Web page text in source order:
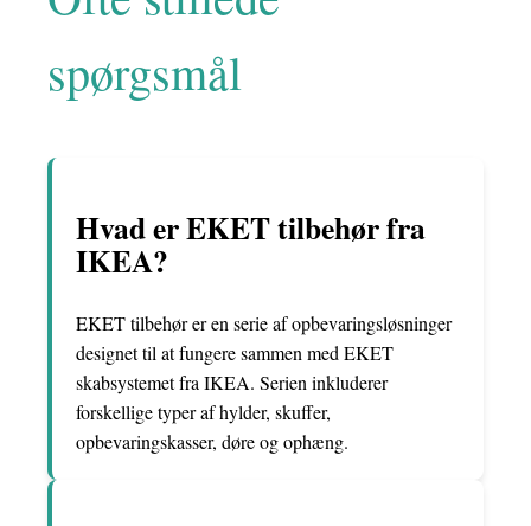
spørgsmål
Hvad er EKET tilbehør fra
IKEA?
EKET tilbehør er en serie af opbevaringsløsninger
designet til at fungere sammen med EKET
skabsystemet fra IKEA. Serien inkluderer
forskellige typer af hylder, skuffer,
opbevaringskasser, døre og ophæng.